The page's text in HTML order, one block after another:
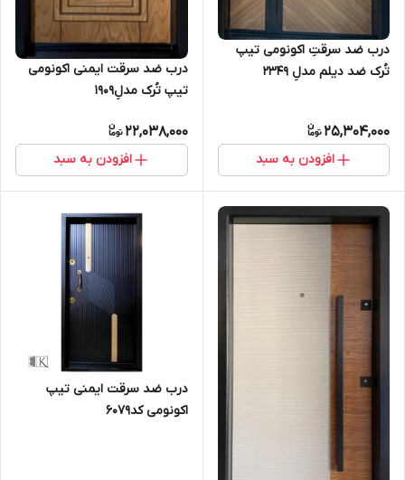
درب ضد سرقتِ اکونومی تیپ
تُرک ضد دیلم مدلِ 2349
25,304,000
افزودن به سبد
درب ضد سرقت ایمنی اکونومی
تیپ تُرک مدلِ1909
22,038,000
افزودن به سبد
درب ضد سرقت ایمنی تیپ
اکونومی کد۶۰۷۹